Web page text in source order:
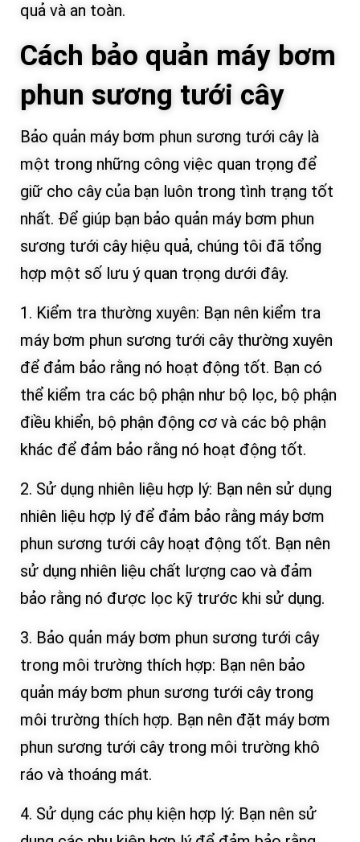
quả và an toàn.
Cách bảo quản máy bơm
phun sương tưới cây
Bảo quản máy bơm phun sương tưới cây là
một trong những công việc quan trọng để
giữ cho cây của bạn luôn trong tình trạng tốt
nhất. Để giúp bạn bảo quản máy bơm phun
sương tưới cây hiệu quả, chúng tôi đã tổng
hợp một số lưu ý quan trọng dưới đây.
1. Kiểm tra thường xuyên: Bạn nên kiểm tra
máy bơm phun sương tưới cây thường xuyên
để đảm bảo rằng nó hoạt động tốt. Bạn có
thể kiểm tra các bộ phận như bộ lọc, bộ phận
điều khiển, bộ phận động cơ và các bộ phận
khác để đảm bảo rằng nó hoạt động tốt.
2. Sử dụng nhiên liệu hợp lý: Bạn nên sử dụng
nhiên liệu hợp lý để đảm bảo rằng máy bơm
phun sương tưới cây hoạt động tốt. Bạn nên
sử dụng nhiên liệu chất lượng cao và đảm
bảo rằng nó được lọc kỹ trước khi sử dụng.
3. Bảo quản máy bơm phun sương tưới cây
trong môi trường thích hợp: Bạn nên bảo
quản máy bơm phun sương tưới cây trong
môi trường thích hợp. Bạn nên đặt máy bơm
phun sương tưới cây trong môi trường khô
ráo và thoáng mát.
4. Sử dụng các phụ kiện hợp lý: Bạn nên sử